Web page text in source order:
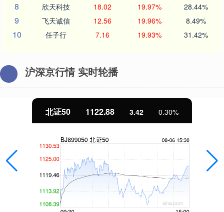
8 欣天科技 18.02 19.97% 28.44%
9 飞天诚信 12.56 19.96% 8.49%
10 任子行 7.16 19.93% 31.42%
沪深京行情 实时轮播
北证50 1122.88 3.42 0.30%